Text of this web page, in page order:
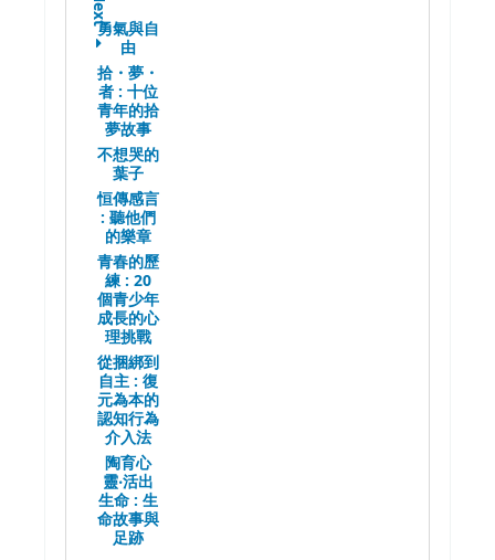
Next
勇氣與自
由
拾・夢・
者 : 十位
青年的拾
夢故事
不想哭的
葉子
恒傳感言
: 聽他們
的樂章
青春的歷
練 : 20
個青少年
成長的心
理挑戰
從捆綁到
自主 : 復
元為本的
認知行為
介入法
陶育心
靈‧活出
生命 : 生
命故事與
足跡